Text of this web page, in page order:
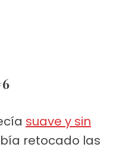
suave y sin
retocado las